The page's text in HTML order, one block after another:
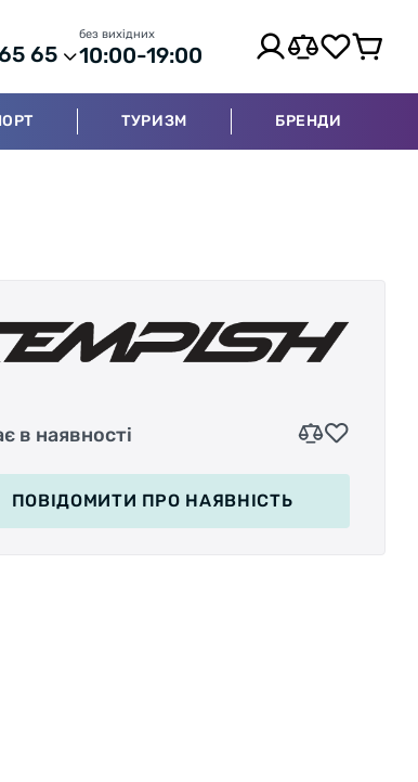
65
без вихідних
10:00-19:00
ТУРИЗМ БРЕНДИ
в наявності
ПОВІДОМИТИ ПРО НАЯВНІСТЬ